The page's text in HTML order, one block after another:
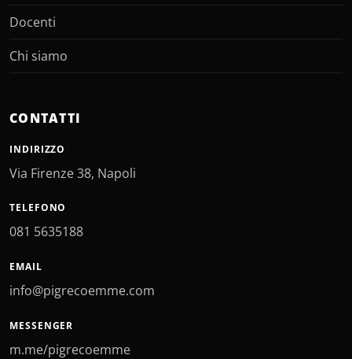
Docenti
Chi siamo
CONTATTI
INDIRIZZO
Via Firenze 38, Napoli
TELEFONO
081 5635188
EMAIL
info@pigrecoemme.com
MESSENGER
m.me/pigrecoemme